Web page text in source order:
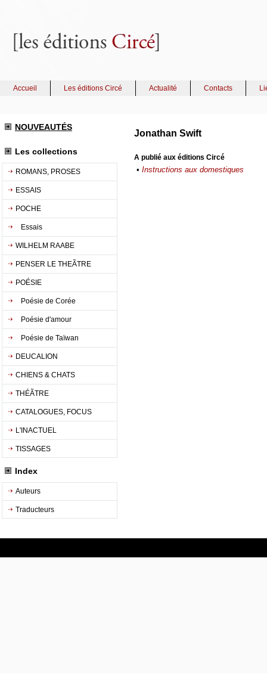
Accueil Les éditions Circé Actualité Contacts
NOUVEAUTÉS
Les collections
ROMANS, PROSES
ESSAIS
POCHE
Essais
WILHELM RAABE
PENSER LE THEÃTRE
POÉSIE
Poésie de Corée
Poésie d'amour
Poésie de Taïwan
DEUCALION
CHIENS & CHATS
THÉÃTRE
CATALOGUES, FOCUS
L'INACTUEL
TISSAGES
Index
Auteurs
Traducteurs
Jonathan Swift
A publié aux éditions Circé
• Instructions aux domestiques